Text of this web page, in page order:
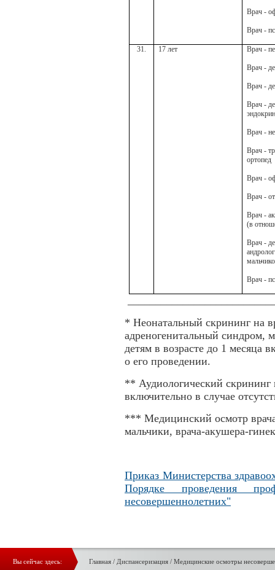
Врач -
Врач -
31. 17 лет Врач -
Врач -
Врач -
Врач -
Врач -
Врач -
ортопед
Врач -
Врач -
Врач -
(в
Врач -
Врач -
* Неонатальный скрининг на
адреногенитальный синдром,
детям в возрасте до 1 месяца
о его проведении.
** Аудиологический скрининг
включительно в случае
*** Медицинский осмотр врача
мальчики, врача-акушера-
Приказ Министерства
Порядке проведения
несовершеннолетних"
Вы сейчас здесь: Главная/ Диспансеризация / Медицинские осмотры